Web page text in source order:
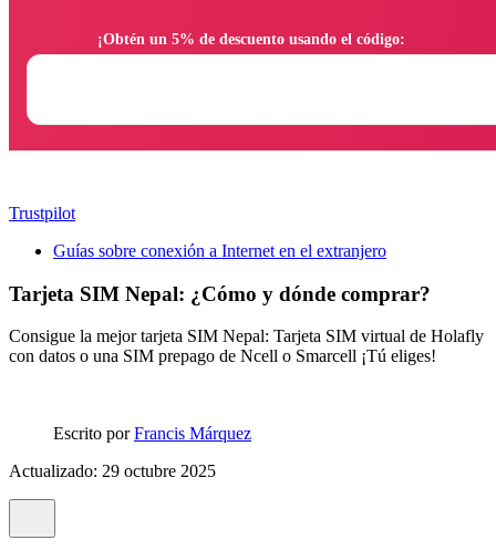
Trustpilot
Guías sobre conexión a Internet en el extranjero
Tarjeta SIM Nepal: ¿Cómo y dónde comprar?
Consigue la mejor tarjeta SIM Nepal: Tarjeta SIM virtual de Holafly
con datos o una SIM prepago de Ncell o Smarcell ¡Tú eliges!
Escrito porFrancis Márquez
Actualizado: 29 octubre 2025